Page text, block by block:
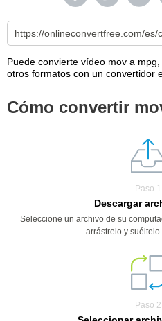
Puede convierte vídeo mov a
otros formatos con un convertidor
Cómo convertir
Paso 1
Descargar
Seleccione un archivo de su
arrástrelo y
Paso 2